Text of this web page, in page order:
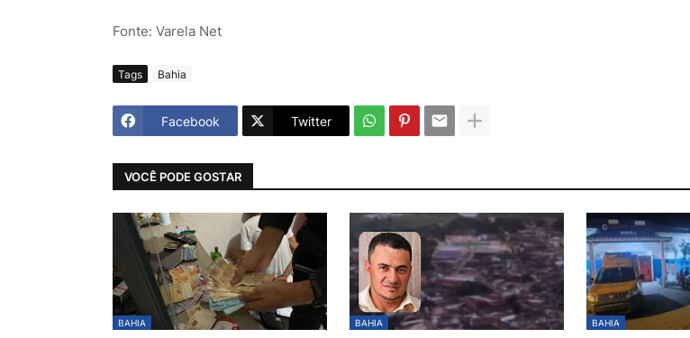
Fonte: Varela Net
Tags Bahia
Facebook Twitter
VOCÊ PODE GOSTAR
BAHIA BAHIA BAHIA